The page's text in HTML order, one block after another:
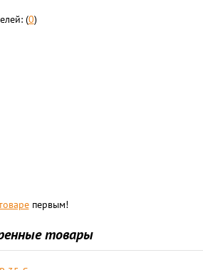
(0)
первым!
товары